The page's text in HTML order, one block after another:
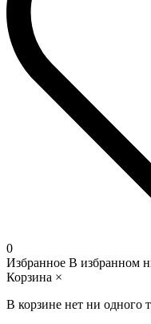
0
Избранное В избранном
Корзина ×
В корзине нет ни одного